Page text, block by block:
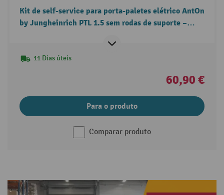
Kit de self-service para porta-paletes elétrico AntOn
by Jungheinrich PTL 1.5 sem rodas de suporte –
11 Dias úteis
60,90 €
Para o produto
Comparar produto